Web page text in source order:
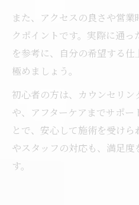
また、アクセスの良さや営
クポイントです。実際に通
を参考に、自分の希望する
極めましょう。
初心者の方は、カウンセリ
や、アフターケアまでサポー
とで、安心して施術を受け
やスタッフの対応も、満足
す。